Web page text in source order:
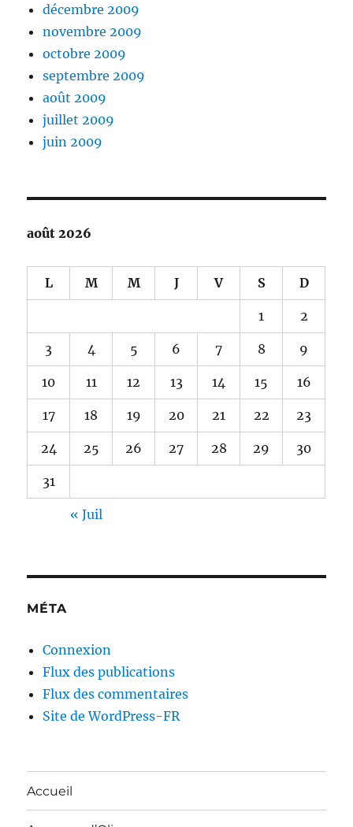
décembre 2009
novembre 2009
octobre 2009
septembre 2009
août 2009
juillet 2009
juin 2009
août 2026
L M M J V S D
1 2
3 4 5 6 7 8 9
10 11 12 13 14 15 16
17 18 19 20 21 22 23
24 25 26 27 28 29 30
31
« Juil
MÉTA
Connexion
Flux des publications
Flux des commentaires
Site de WordPress-FR
Accueil